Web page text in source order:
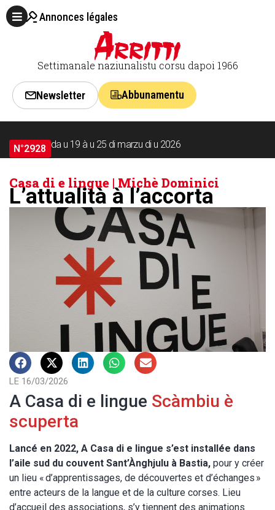
Annonces légales
Settimanale naziunalistu corsu dapoi 1966
Newsletter Abbunamentu
N°2928 da u 19 à u 25 di marzu di u 2026
Casa di e lingue | Michè Dominici
L’attualità à l’accorta
LE 16/03/2026
A Casa di e lingue Scàmbiu è
scuperta
Lancé en 2022, A Casa di e lingue s’est installée dans
l’aile sud du couvent Sant’Ànghjulu à Bastia, pour y créer
un lieu « d’apprentissages, de découvertes et d’échanges »
entre acteurs de la langue et de la culture corses. Lieu
d’accueil des associations, s’y tiennent des animations